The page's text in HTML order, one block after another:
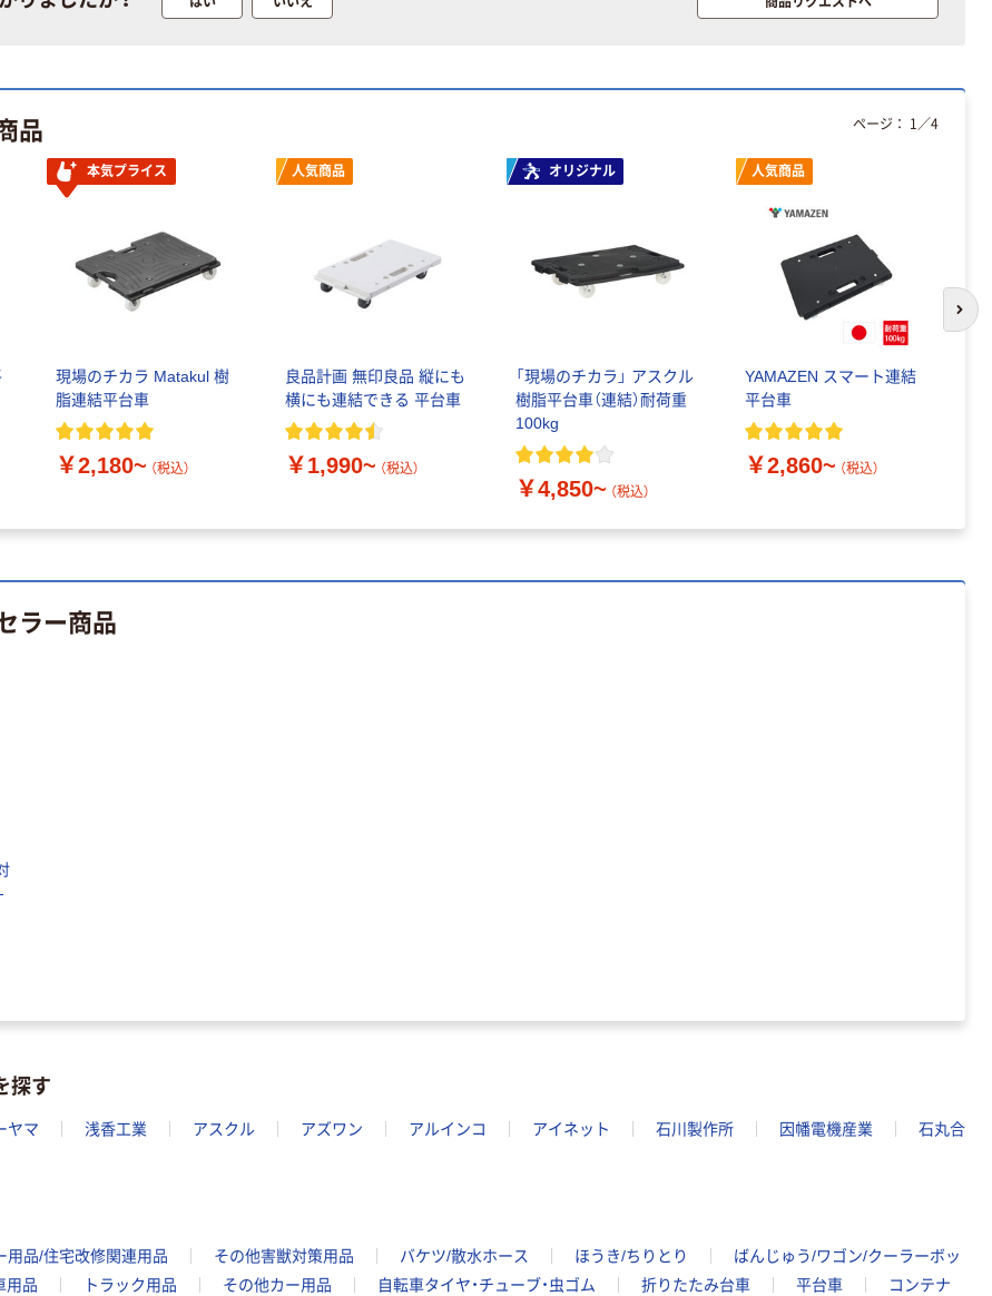
品
本気プライス
現場のチカラ Matakul 樹
脂連結平台車
￥2,180~ （税込）
人気商品
良品計画 無印良品 縦にも
横にも連結できる 平台車
￥1,990~ （税込）
オリジナル
「現場のチカラ」 アスクル
樹脂平台車（連結）耐荷重
100kg
￥4,850~ （税込）
人気商品
YAMAZEN スマート連結
平台車
￥2,860~ （税込）
ページ： 1 ／4
次
ラー商品
探す
ヤマ 浅香工業 アスクル アズワン アルインコ アイネット 石川製作所 因幡電機産業
石丸合
用品/住宅改修関連用品 その他害獣対策用品 バケツ/散水ホース ほうき/ちりとり
ばんじゅう/ワゴン/クーラーボッ
用品 トラック用品 その他カー用品 自転車タイヤ・チューブ・虫ゴム 折りたたみ台車 平台車 コンテナ